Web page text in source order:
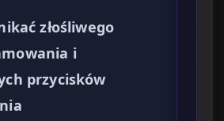
złośliwego
i
przycisków